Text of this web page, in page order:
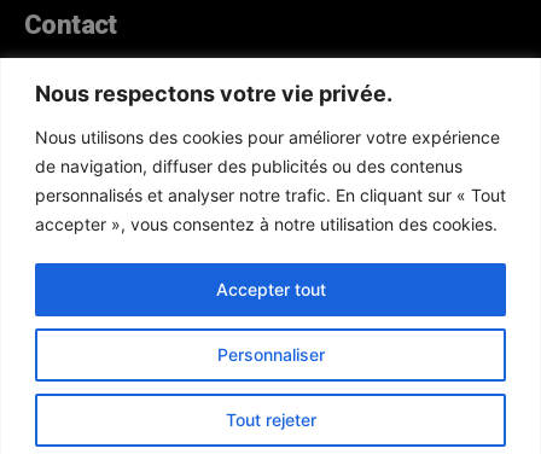
Nous respectons votre vie privée.
Nous utilisons des cookies pour améliorer votre expérience
de navigation, diffuser des publicités ou des contenus
personnalisés et analyser notre trafic. En cliquant sur « Tout
accepter », vous consentez à notre utilisation des cookies.
Personnaliser
Tout rejeter
Accepter tout
Contact
Téléphone :(+221) 70 330 86 87‬
WhatsApp : (+33) 6 52 17 85 46
E-mail : redaction@atlanticactu.com
E-mail : commercial@atlanticactu.com
Nous écrire Qui sommes-nous ?
Copyright © AtlanticActu.com. Tous droits réservés. Designed by